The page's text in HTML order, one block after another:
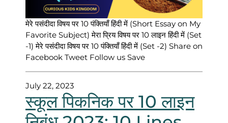
मेरे पसंदीदा विषय पर 10 पंक्तियाँ हिंदी में (Short Essay on My
Favorite Subject) मेरा प्रिय विषय पर 10 लाइन हिंदी में (Set
-1) मेरे पसंदीदा विषय पर 10 पंक्तियाँ हिंदी में (Set -2) Share on
Facebook Tweet Follow us Save
July 22, 2023
स्कूल पिकनिक पर 10 लाइन